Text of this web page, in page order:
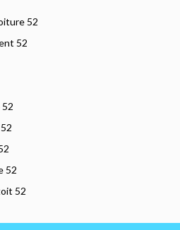
52
52
52
52
52